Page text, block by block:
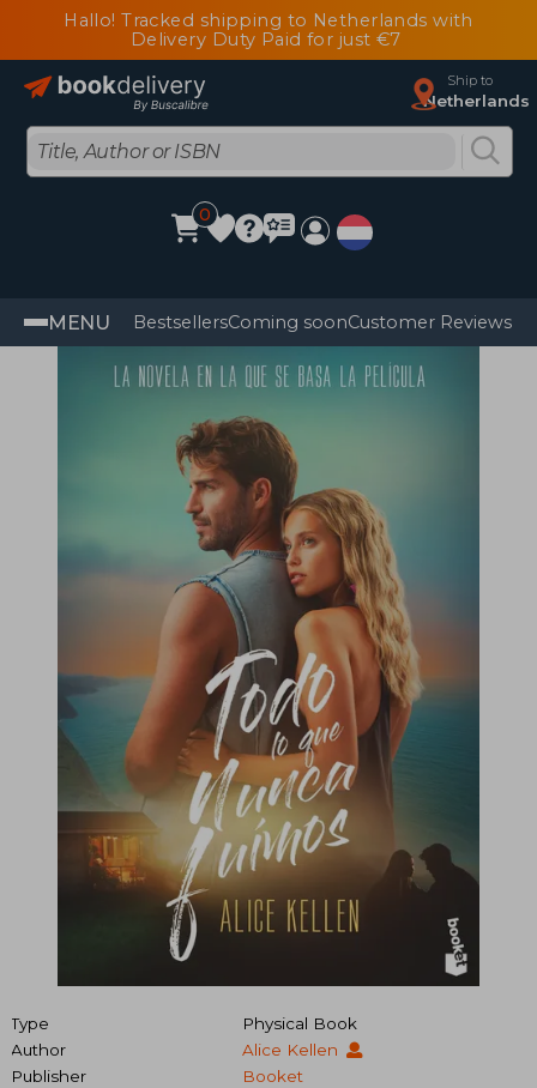
Hallo! Tracked shipping to Netherlands with
Delivery Duty Paid for just €7
Ship to
Netherlands
0
MENU BestsellersComing soonCustomer Reviews
Type
Physical Book
Author
Alice Kellen
Publisher
Booket